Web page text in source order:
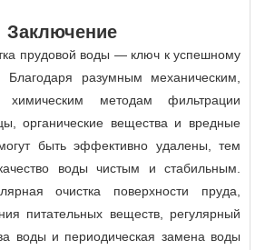
Заключение
прудовой воды — ключ к успешному
разумным механическим,
химическим методам фильтрации
органические вещества и вредные
быть эффективно удалены, тем
воды чистым и стабильным.
очистка поверхности пруда,
питательных веществ, регулярный
воды и периодическая замена воды